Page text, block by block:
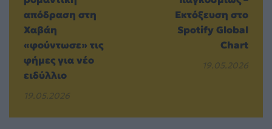
απόδραση στη
Χαβάη
«φούντωσε» τις
φήμες για νέο
ειδύλλιο
19.05.2026
Εκτόξευση στο
Spotify Global
Chart
19.05.2026